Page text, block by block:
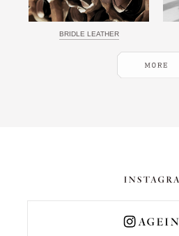
BRIDLE LEATHER